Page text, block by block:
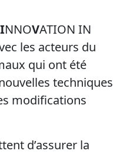
INNOVATION IN
les acteurs du
qui ont été
techniques
modifications
d’assurer la